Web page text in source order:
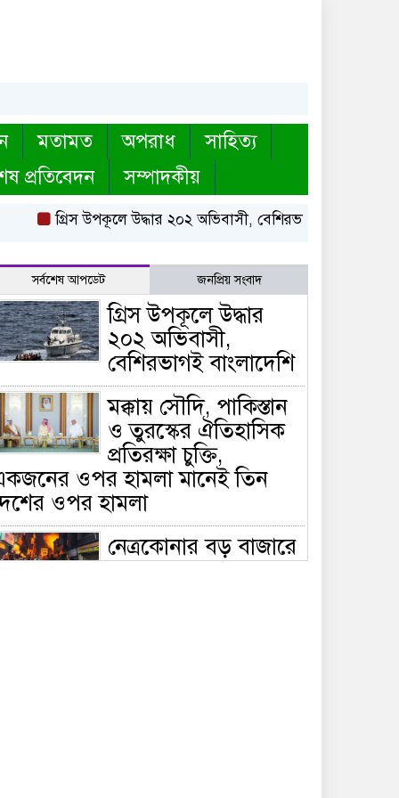
মতামত অপরাধ
সাহিত্য
প্রতিবেদন সম্পাদকীয়
গ্রিস উপকূলে উদ্ধার ২০২ অভিবাসী, বেশিরভাগই বাংলাদেশি
সর্বশেষ আপডেট জনপ্রিয় সংবাদ
গ্রিস উপকূলে উদ্ধার
২০২ অভিবাসী,
বেশিরভাগই বাংলাদেশি
মক্কায় সৌদি, পাকিস্তান
ও তুরস্কের ঐতিহাসিক
প্রতিরক্ষা চুক্তি,
ওপর হামলা মানেই তিন
ওপর হামলা
নেত্রকোনার বড় বাজারে
ভয়াবহ আগুন, পুড়ছে ৫